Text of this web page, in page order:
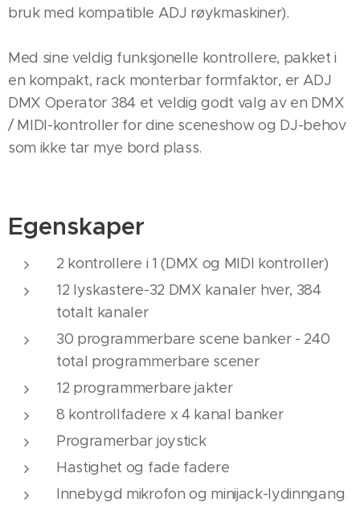
bruk med kompatible ADJ røykmaskiner).
Med sine veldig funksjonelle kontrollere, pakket i
en kompakt, rack monterbar formfaktor, er ADJ
DMX Operator 384 et veldig godt valg av en DMX
/ MIDI-kontroller for dine sceneshow og DJ-behov
som ikke tar mye bord plass.
Egenskaper
2 kontrollere i 1 (DMX og MIDI kontroller)
12 lyskastere-32 DMX kanaler hver, 384
totalt kanaler
30 programmerbare scene banker - 240
total programmerbare scener
12 programmerbare jakter
8 kontrollfadere x 4 kanal banker
Programerbar joystick
Hastighet og fade fadere
Innebygd mikrofon og minijack-lydinngang